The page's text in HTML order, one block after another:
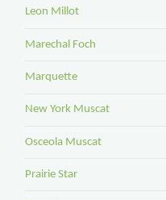
Leon Millot
Marechal Foch
Marquette
New York Muscat
Osceola Muscat
Prairie Star